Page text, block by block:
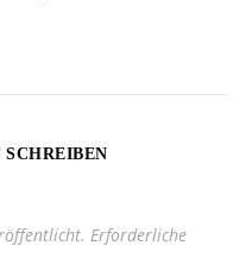
Erforderliche